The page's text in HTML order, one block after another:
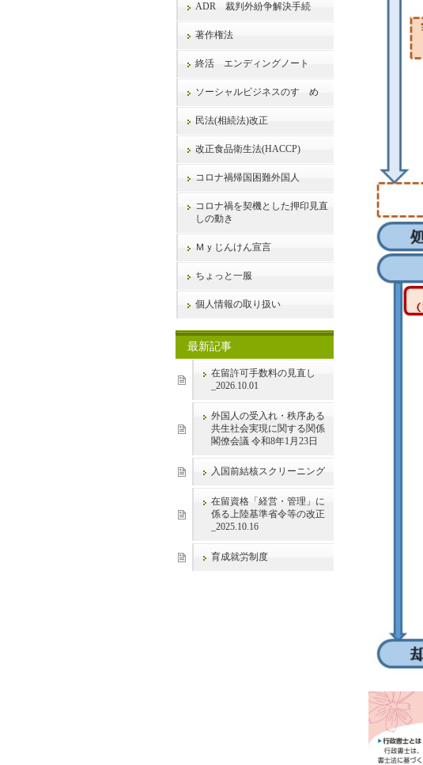
ADR 裁判外紛争解決手続
著作権法
終活 エンディングノート
ソーシャルビジネスのすゝめ
民法(相続法)改正
改正食品衛生法(HACCP)
コロナ禍帰国困難外国人
コロナ禍を契機とした押印見直
しの動き
Ｍｙじんけん宣言
ちょっと一服
個人情報の取り扱い
最新記事
在留許可手数料の見直し
_2026.10.01
外国人の受入れ・秩序ある
共生社会実現に関する関係
閣僚会議 令和8年1月23日
入国前結核スクリーニング
在留資格「経営・管理」に
係る上陸基準省令等の改正
_2025.10.16
育成就労制度